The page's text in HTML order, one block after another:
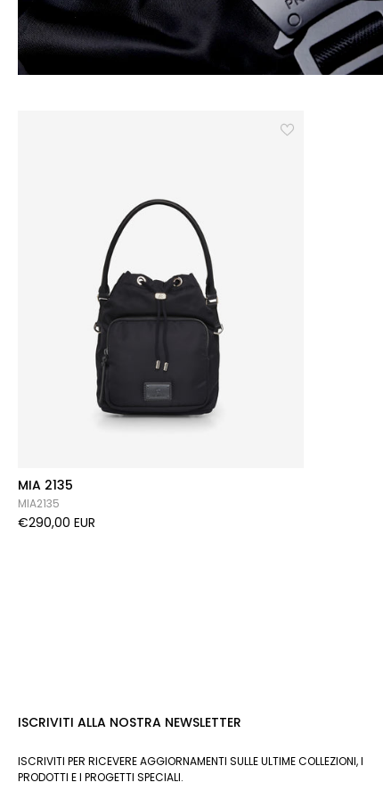
CORDOVAN ESPLORA HIKING
MIA 2135
MIA2135
€290,00 EUR
ISCRIVITI ALLA NOSTRA NEWSLETTER
ISCRIVITI PER RICEVERE AGGIORNAMENTI SULLE ULTIME COLLEZIONI, I
PRODOTTI E I PROGETTI SPECIALI.